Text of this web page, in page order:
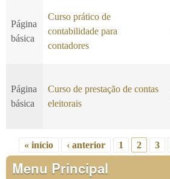
Página
básica
Curso prático de
contabilidade para
contadores
Página
básica
Curso de prestação de contas
eleitorais
Páginas
« início ‹ anterior 1 2 3
Menu Principal